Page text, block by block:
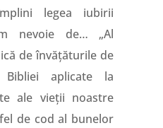
legea iubirii
nevoie de… „Al
de învățăturile de
aplicate la
ale vieții noastre
de cod al bunelor